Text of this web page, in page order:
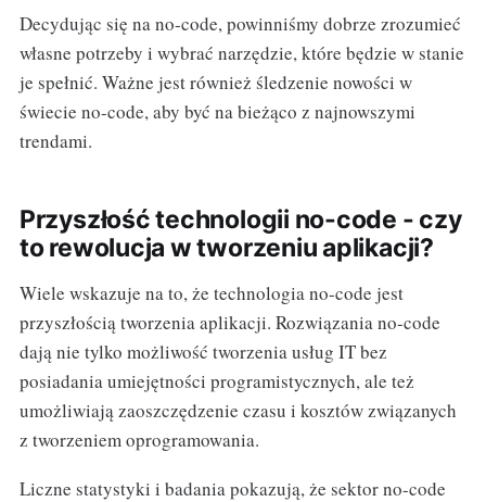
Decydując się na no-code, powinniśmy dobrze zrozumieć
własne potrzeby i wybrać narzędzie, które będzie w stanie
je spełnić. Ważne jest również śledzenie nowości w
świecie no-code, aby być na bieżąco z najnowszymi
trendami.
Przyszłość technologii no-code - czy
to rewolucja w tworzeniu aplikacji?
Wiele wskazuje na to, że technologia no-code jest
przyszłością tworzenia aplikacji. Rozwiązania no-code
dają nie tylko możliwość tworzenia usług IT bez
posiadania umiejętności programistycznych, ale też
umożliwiają zaoszczędzenie czasu i kosztów związanych
z tworzeniem oprogramowania.
Liczne statystyki i badania pokazują, że sektor no-code